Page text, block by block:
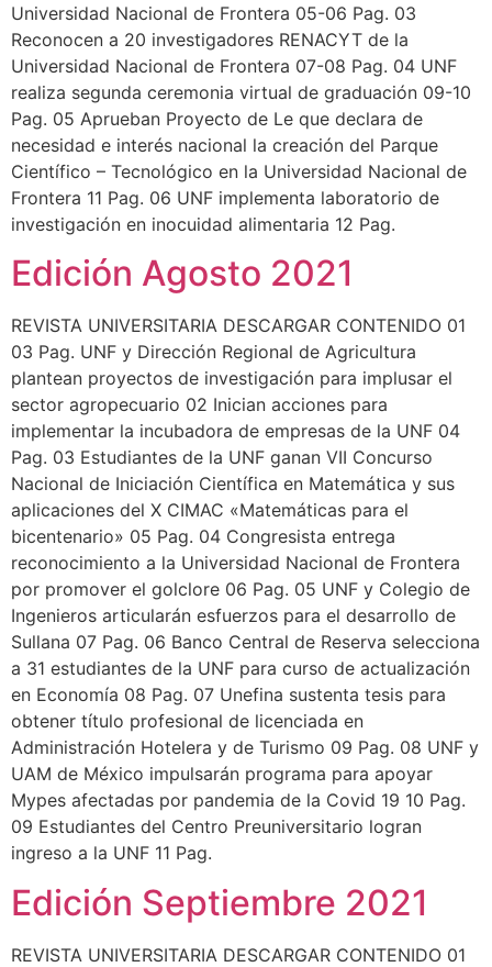
Universidad Nacional de Frontera 05-06 Pag. 03
Reconocen a 20 investigadores RENACYT de la
Universidad Nacional de Frontera 07-08 Pag. 04 UNF
realiza segunda ceremonia virtual de graduación 09-10
Pag. 05 Aprueban Proyecto de Le que declara de
necesidad e interés nacional la creación del Parque
Científico – Tecnológico en la Universidad Nacional de
Frontera 11 Pag. 06 UNF implementa laboratorio de
investigación en inocuidad alimentaria 12 Pag.
Edición Agosto 2021
REVISTA UNIVERSITARIA DESCARGAR CONTENIDO 01
03 Pag. UNF y Dirección Regional de Agricultura
plantean proyectos de investigación para implusar el
sector agropecuario 02 Inician acciones para
implementar la incubadora de empresas de la UNF 04
Pag. 03 Estudiantes de la UNF ganan VII Concurso
Nacional de Iniciación Científica en Matemática y sus
aplicaciones del X CIMAC «Matemáticas para el
bicentenario» 05 Pag. 04 Congresista entrega
reconocimiento a la Universidad Nacional de Frontera
por promover el golclore 06 Pag. 05 UNF y Colegio de
Ingenieros articularán esfuerzos para el desarrollo de
Sullana 07 Pag. 06 Banco Central de Reserva selecciona
a 31 estudiantes de la UNF para curso de actualización
en Economía 08 Pag. 07 Unefina sustenta tesis para
obtener título profesional de licenciada en
Administración Hotelera y de Turismo 09 Pag. 08 UNF y
UAM de México impulsarán programa para apoyar
Mypes afectadas por pandemia de la Covid 19 10 Pag.
09 Estudiantes del Centro Preuniversitario logran
ingreso a la UNF 11 Pag.
Edición Septiembre 2021
REVISTA UNIVERSITARIA DESCARGAR CONTENIDO 01